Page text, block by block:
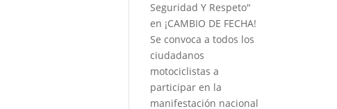
Seguridad Y Respeto"
en ¡CAMBIO DE FECHA!
Se convoca a todos los
ciudadanos
motociclistas a
participar en la
manifestación nacional